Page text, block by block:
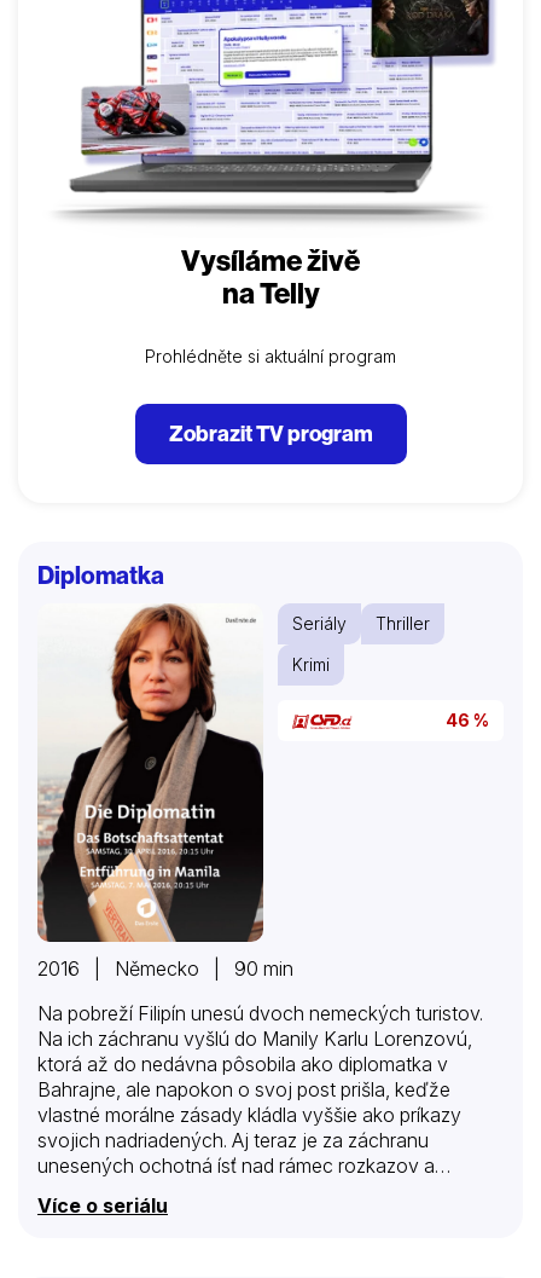
Vysíláme živě
na Telly
Prohlédněte si aktuální program
Zobrazit TV program
Diplomatka
Seriály
Thriller
Krimi
46 %
2016 | Německo | 90 min
Na pobreží Filipín unesú dvoch nemeckých turistov.
Na ich záchranu vyšlú do Manily Karlu Lorenzovú,
ktorá až do nedávna pôsobila ako diplomatka v
Bahrajne, ale napokon o svoj post prišla, keďže
vlastné morálne zásady kládla vyššie ako príkazy
svojich nadriadených. Aj teraz je za záchranu
unesených ochotná ísť nad rámec rozkazov a
riskovať všetko – aj vlastný život.
Více o seriálu